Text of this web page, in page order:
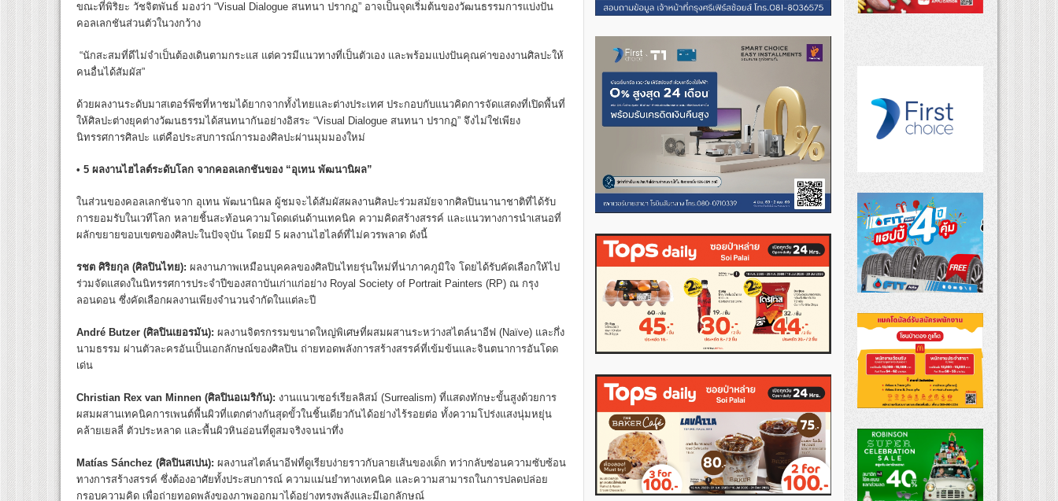
ขณะที่พิริยะ วัชจิตพันธ์ มองว่า “Visual Dialogue สนทนา ปรากฏ” อาจเป็นจุดเริ่มต้นของวัฒนธรรมการแบ่งปัน
คอลเลกชันส่วนตัวในวงกว้าง
“นักสะสมที่ดีไม่จำเป็นต้องเดินตามกระแส แต่ควรมีแนวทางที่เป็นตัวเอง และพร้อมแบ่งปันคุณค่าของงานศิลปะให้
คนอื่นได้สัมผัส”
ด้วยผลงานระดับมาสเตอร์พีซที่หาชมได้ยากจากทั้งไทยและต่างประเทศ ประกอบกับแนวคิดการจัดแสดงที่เปิดพื้นที่
ให้ศิลปะต่างยุคต่างวัฒนธรรมได้สนทนากันอย่างอิสระ “Visual Dialogue สนทนา ปรากฏ” จึงไม่ใช่เพียง
นิทรรศการศิลปะ แต่คือประสบการณ์การมองศิลปะผ่านมุมมองใหม่
• 5 ผลงานไฮไลต์ระดับโลก จากคอลเลกชันของ “อุเทน พัฒนานิผล”
ในส่วนของคอลเลกชันจาก อุเทน พัฒนานิผล ผู้ชมจะได้สัมผัสผลงานศิลปะร่วมสมัยจากศิลปินนานาชาติที่ได้รับ
การยอมรับในเวทีโลก หลายชิ้นสะท้อนความโดดเด่นด้านเทคนิค ความคิดสร้างสรรค์ และแนวทางการนำเสนอที่
ผลักขยายขอบเขตของศิลปะในปัจจุบัน โดยมี 5 ผลงานไฮไลต์ที่ไม่ควรพลาด ดังนี้
รชต ศิริยกุล (ศิลปินไทย): ผลงานภาพเหมือนบุคคลของศิลปินไทยรุ่นใหม่ที่น่าภาคภูมิใจ โดยได้รับคัดเลือกให้ไป
ร่วมจัดแสดงในนิทรรศการประจำปีของสถาบันเก่าแก่อย่าง Royal Society of Portrait Painters (RP) ณ กรุง
ลอนดอน ซึ่งคัดเลือกผลงานเพียงจำนวนจำกัดในแต่ละปี
André Butzer (ศิลปินเยอรมัน): ผลงานจิตรกรรมขนาดใหญ่พิเศษที่ผสมผสานระหว่างสไตล์นาอีฟ (Naïve) และกึ่ง
นามธรรม ผ่านตัวละครอันเป็นเอกลักษณ์ของศิลปิน ถ่ายทอดพลังการสร้างสรรค์ที่เข้มข้นและจินตนาการอันโดด
เด่น
Christian Rex van Minnen (ศิลปินอเมริกัน): งานแนวเซอร์เรียลลิสม์ (Surrealism) ที่แสดงทักษะขั้นสูงด้วยการ
ผสมผสานเทคนิคการเพนต์พื้นผิวที่แตกต่างกันสุดขั้วในชิ้นเดียวกันได้อย่างไร้รอยต่อ ทั้งความโปร่งแสงนุ่มหยุ่น
คล้ายเยลลี่ ตัวประหลาด และพื้นผิวหินอ่อนที่ดูสมจริงจนน่าทึ่ง
Matías Sánchez (ศิลปินสเปน): ผลงานสไตล์นาอีฟที่ดูเรียบง่ายราวกับลายเส้นของเด็ก ทว่ากลับซ่อนความซับซ้อน
ทางการสร้างสรรค์ ซึ่งต้องอาศัยทั้งประสบการณ์ ความแม่นยำทางเทคนิค และความสามารถในการปลดปล่อย
กรอบความคิด เพื่อถ่ายทอดพลังของภาพออกมาได้อย่างทรงพลังและมีเอกลักษณ์